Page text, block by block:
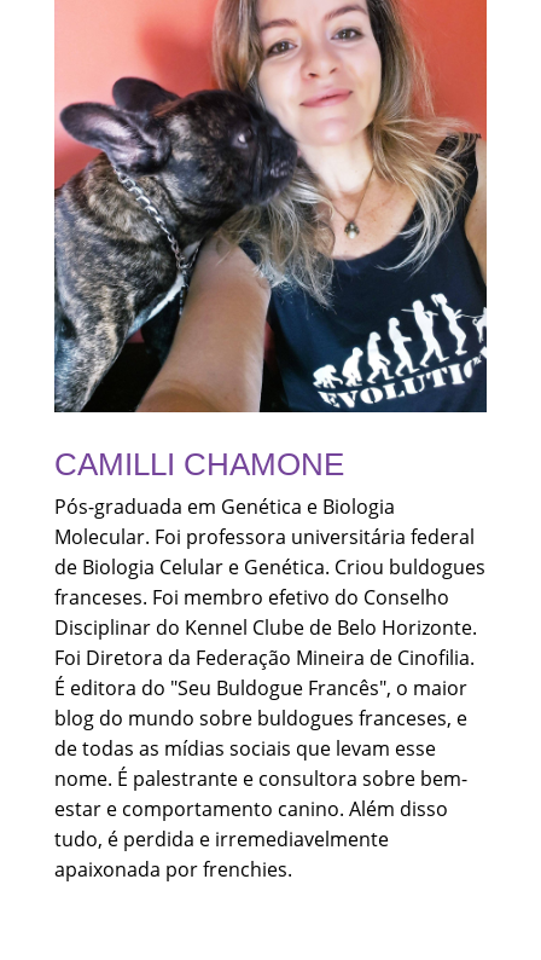
CAMILLI CHAMONE
Pós-graduada em Genética e Biologia
Molecular. Foi professora universitária federal
de Biologia Celular e Genética. Criou buldogues
franceses. Foi membro efetivo do Conselho
Disciplinar do Kennel Clube de Belo Horizonte.
Foi Diretora da Federação Mineira de Cinofilia.
É editora do "Seu Buldogue Francês", o maior
blog do mundo sobre buldogues franceses, e
de todas as mídias sociais que levam esse
nome. É palestrante e consultora sobre bem-
estar e comportamento canino. Além disso
tudo, é perdida e irremediavelmente
apaixonada por frenchies.